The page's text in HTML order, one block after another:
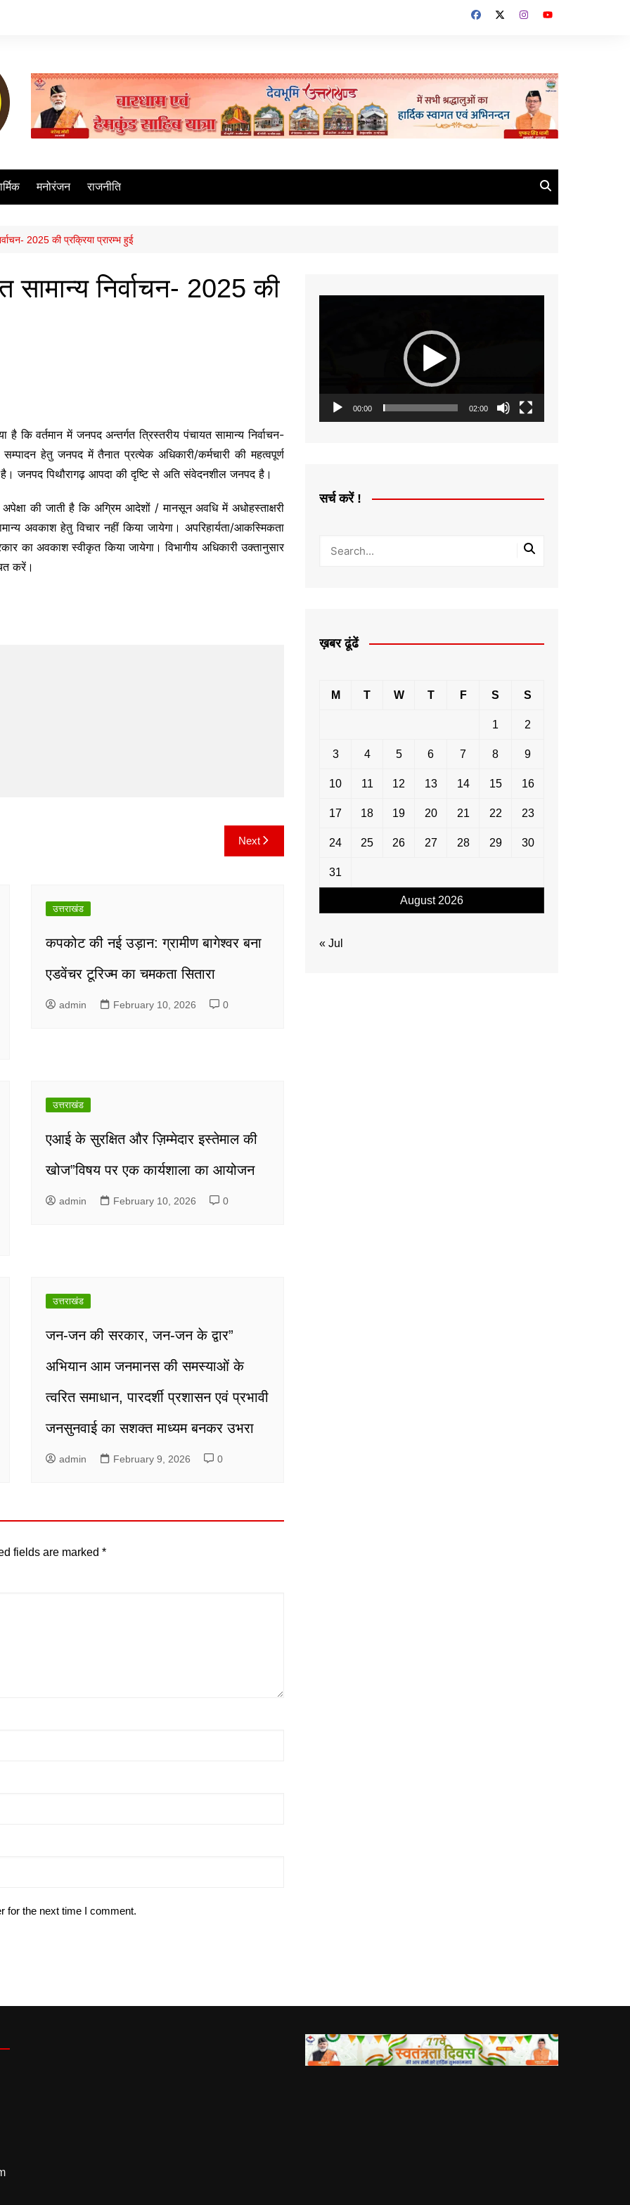
मनोरंजन राजनीति
2025 की प्रक्रिया प्रारम्भ हुई
निर्वाचन- 2025 की
है कि वर्तमान में जनपद अन्तर्गत त्रिस्तरीय पंचायत सामान्य निर्वाचन-
हेतु जनपद में तैनात प्रत्येक अधिकारी/कर्मचारी की महत्वपूर्ण
जनपद पिथौरागढ़ आपदा की दृष्टि से अति संवेदनशील जनपद है।
अपेक्षा की जाती है कि अग्रिम आदेशों / मानसून अवधि में अधोहस्ताक्षरी
अवकाश हेतु विचार नहीं किया जायेगा। अपरिहार्यता/आकस्मिकता
का अवकाश स्वीकृत किया जायेगा। विभागीय अधिकारी उक्तानुसार
करें।
Next
उत्तराखंड
कपकोट की नई उड़ान: ग्रामीण बागेश्वर बना
एडवेंचर टूरिज्म का चमकता सितारा
admin February 10, 2026 0
उत्तराखंड
एआई के सुरक्षित और ज़िम्मेदार इस्तेमाल की
खोज”विषय पर एक कार्यशाला का आयोजन
admin February 10, 2026 0
उत्तराखंड
जन-जन की सरकार, जन-जन के द्वार”
अभियान आम जनमानस की समस्याओं के
त्वरित समाधान, पारदर्शी प्रशासन एवं प्रभावी
जनसुनवाई का सशक्त माध्यम बनकर उभरा
admin February 9, 2026 0
fields are marked *
for the next time I comment.
00:00 02:00
सर्च करें !
ख़बर ढूंढें
August 2026
M T W T F S S
1 2
3 4 5 6 7 8 9
10 11 12 13 14 15 16
17 18 19 20 21 22 23
24 25 26 27 28 29 30
31
« Jul